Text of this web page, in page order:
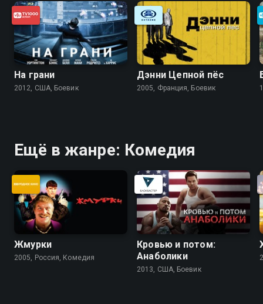
На грани
2012, США, Боевик
Дэнни Цепной пёс
2005, Франция, Боевик
Ещё в жанре: Комедия
Жмурки
2005, Россия, Комедия
Кровью и потом:
Анаболики
2013, США, Боевик